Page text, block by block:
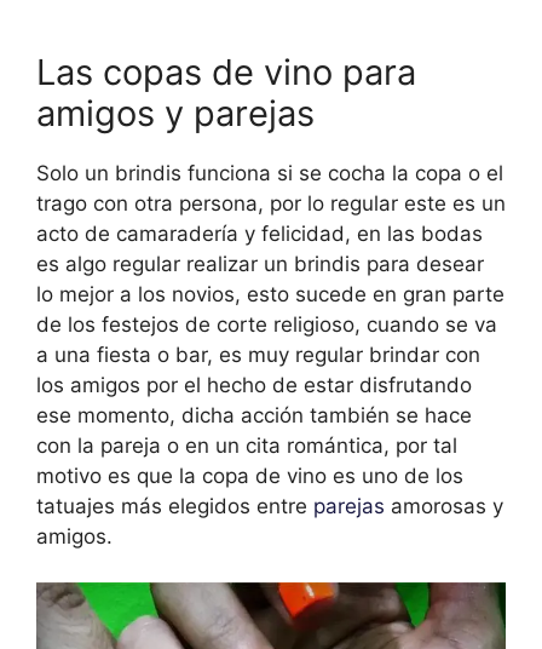
Las copas de vino para
amigos y parejas
Solo un brindis funciona si se cocha la copa o el
trago con otra persona, por lo regular este es un
acto de camaradería y felicidad, en las bodas
es algo regular realizar un brindis para desear
lo mejor a los novios, esto sucede en gran parte
de los festejos de corte religioso, cuando se va
a una fiesta o bar, es muy regular brindar con
los amigos por el hecho de estar disfrutando
ese momento, dicha acción también se hace
con la pareja o en un cita romántica, por tal
motivo es que la copa de vino es uno de los
tatuajes más elegidos entre parejas amorosas y
amigos.